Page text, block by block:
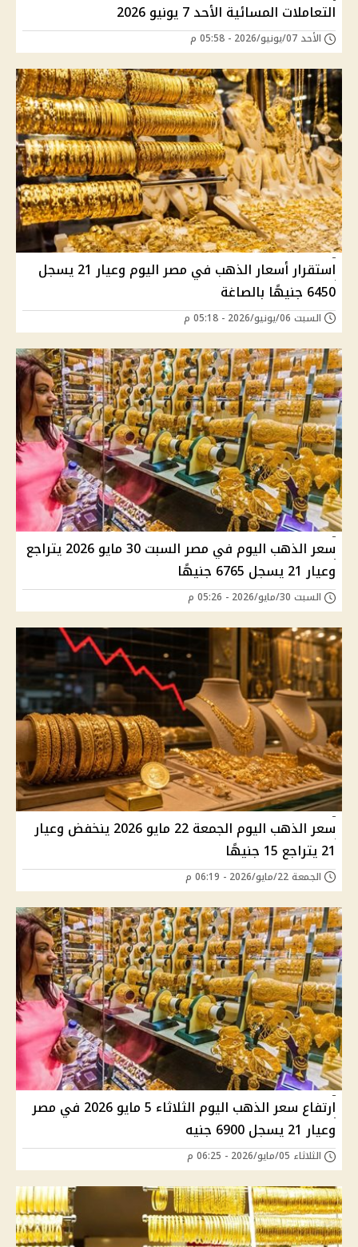
التعاملات المسائية الأحد 7 يونيو 2026
الأحد 07/يونيو/2026 - 05:58 م
استقرار أسعار الذهب في مصر اليوم وعيار 21 يسجل
6450 جنيهًا بالصاغة
السبت 06/يونيو/2026 - 05:18 م
سعر الذهب اليوم في مصر السبت 30 مايو 2026 يتراجع
وعيار 21 يسجل 6765 جنيهًا
السبت 30/مايو/2026 - 05:26 م
سعر الذهب اليوم الجمعة 22 مايو 2026 ينخفض وعيار
21 يتراجع 15 جنيهًا
الجمعة 22/مايو/2026 - 06:19 م
ارتفاع سعر الذهب اليوم الثلاثاء 5 مايو 2026 في مصر
وعيار 21 يسجل 6900 جنيه
الثلاثاء 05/مايو/2026 - 06:25 م